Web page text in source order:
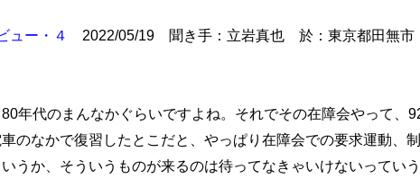
ュー・４ 2022/05/19 聞き手：立岩真也 於：東京都田無市
年代のまんなかぐらいですよね。それでその在障会やって、
のなかで復習したとこだと、やっぱり在障会での要求運動、
うか、そういうものが来るのは待ってなきゃいけないってい